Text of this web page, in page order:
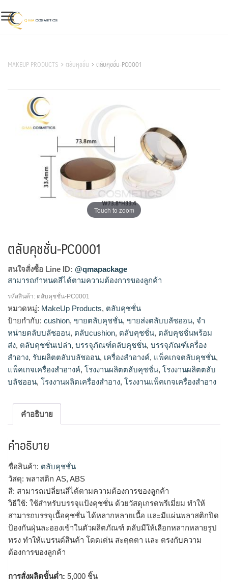
to
content
MAKEUP PRODUCTS ตลับคุชชั่น ตลับคุชชั่น-PC0001
Touch to zoom
ตลับคุชชั่น-PC0001
สนใจสั่งซื้อ Line ID: @qmapackage
สามารถกำหนดสีได้ตามความต้องการของลูกค้า
โรงงานผลิตตลับบลัชออน,รับผลิตตลับบลัชออน,ขายส่งตลับบลัช
ออน,จำหน่ายตลับบลัชออน
รหัสสินค้า: ตลับคุชชั่น-PC0001
หมวดหมู่: MakeUp Products, ตลับคุชชั่น
ป้ายกำกับ: cushion, ขายตลับคุชชั่น, ขายส่งตลับบลัชออน, จำ
หน่ายตลับบลัชออน, ตลับcushion, ตลับคุชชั่น, ตลับคุชชั่นพร้อม
ส่ง, ตลับคุชชั่นเปล่า, บรรจุภัณฑ์ตลับคุชชั่น, บรรจุภัณฑ์เครื่อง
สำอาง, รับผลิตตลับบลัชออน, เครื่องสำอางค์, แพ็คเกจตลับคุชชั่น,
แพ็คเกจเครื่องสำอางค์, โรงงานผลิตตลับคุชชั่น, โรงงานผลิตตลับ
บลัชออน, โรงงานผลิตเครื่องสำอาง, โรงงานแพ็คเกจเครื่องสำอาง
คำอธิบาย
คำอธิบาย
ชื่อสินค้า: ตลับคุชชั่น
วัสดุ: พลาสติก AS, ABS
สี: สามารถเปลี่ยนสีได้ตามความต้องการของลูกค้า
วิธีใช้: ใช้สำหรับบรรจุแป้งคุชชั่น ด้วยวัสดุเกรดพรีเมี่ยม ทำให้
สามารถบรรจุเนื้อคุชชั่น ได้หลากหลายเนื้อ เเละมีแผ่นพลาสติกปิด
ป้องกันฝุ่นละอองเข้าในตัวผลิตภัณฑ์ ตลับมีให้เลือกหลากหลายรูป
ทรง ทำให้แบรนด์สินค้า โดดเด่น สะดุดตา เเละ ตรงกับความ
ต้องการของลูกค้า
การสั่งผลิตขั้นต่ำ: 5,000 ชิ้น